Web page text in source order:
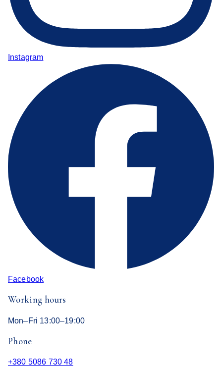
Instagram
Facebook
Working hours
Mon–Fri 13:00–19:00
Phone
+380 5086 730 48